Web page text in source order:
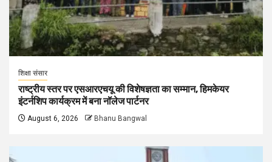
शिक्षा संसार
राष्ट्रीय स्तर पर एसआरएचयू की विशेषज्ञता का सम्मान, हिमकेयर
इंटर्नशिप कार्यक्रम में बना नॉलेज पार्टनर
August 6, 2026 Bhanu Bangwal